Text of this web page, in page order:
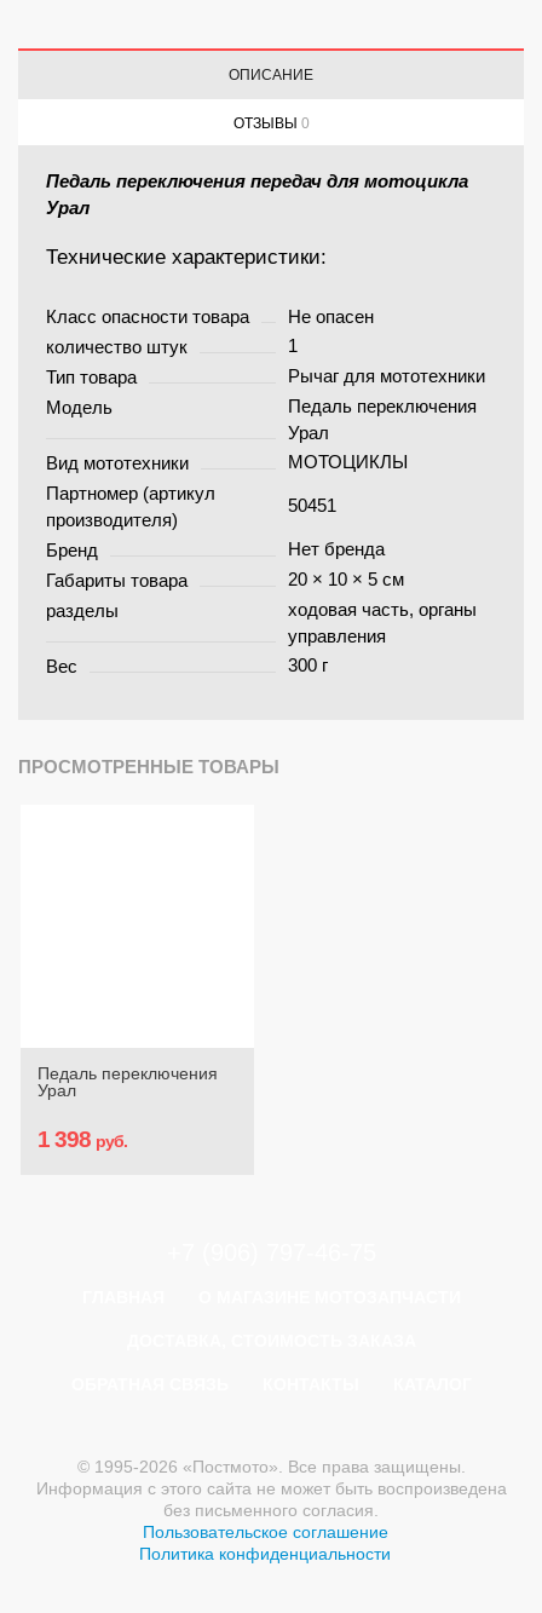
ОПИСАНИЕ
ОТЗЫВЫ 0
Педаль переключения передач для мотоцикла
Урал
Технические характеристики:
Класс опасности товара
Не опасен
количество штук
1
Тип товара
Рычаг для мототехники
Модель
Педаль переключения
Урал
Вид мототехники
МОТОЦИКЛЫ
Партномер (артикул
производителя)
50451
Бренд
Нет бренда
Габариты товара
20 × 10 × 5 см
разделы
ходовая часть, органы
управления
Вес
300 г
ПРОСМОТРЕННЫЕ ТОВАРЫ
Педаль переключения
Урал
1 398 руб.
© 1995-2026 «Постмото». Все права защищены.
Информация с этого сайта не может быть воспроизведена
без письменного согласия.
Пользовательское соглашение
Политика конфиденциальности